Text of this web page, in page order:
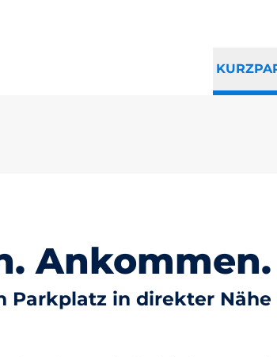
Ankommen.
Parkplatz in direkter Nähe